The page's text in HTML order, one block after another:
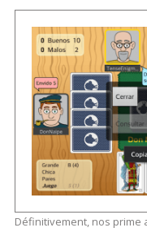
Définitivement, nos prime